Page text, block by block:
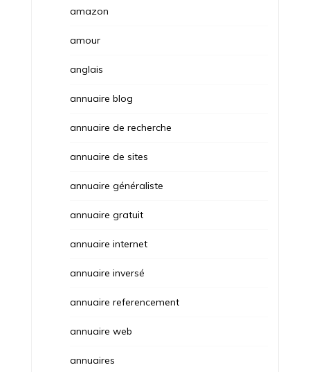
amazon
amour
anglais
annuaire blog
annuaire de recherche
annuaire de sites
annuaire généraliste
annuaire gratuit
annuaire internet
annuaire inversé
annuaire referencement
annuaire web
annuaires